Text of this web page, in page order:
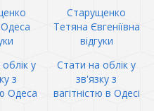
Старущенко
Тетяна Євгеніївна
відгуки
у
з
Одеса
Стати на облік у
зв'язку з
вагітністю в Одесі